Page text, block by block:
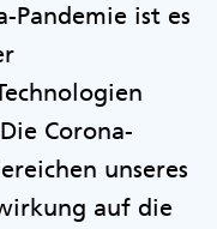
Pandemie ist es
Corona-
unseres
auf die